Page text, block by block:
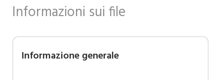
Informazioni sui file
Informazione generale